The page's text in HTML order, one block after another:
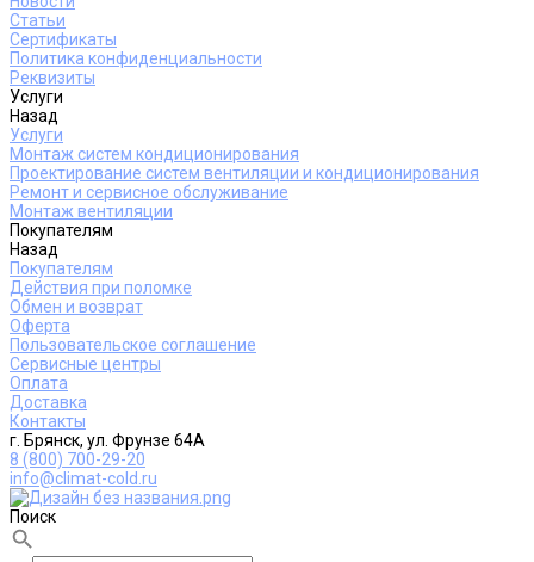
Статьи
Сертификаты
Политика конфиденциальности
Реквизиты
Услуги
Назад
Услуги
Монтаж систем кондиционирования
Проектирование систем вентиляции и кондиционирования
Ремонт и сервисное обслуживание
Монтаж вентиляции
Покупателям
Назад
Покупателям
Действия при поломке
Обмен и возврат
Оферта
Пользовательское соглашение
Сервисные центры
Оплата
Доставка
Контакты
г. Брянск, ул. Фрунзе 64А
8 (800) 700-29-20
info@climat-cold.ru
Поиск